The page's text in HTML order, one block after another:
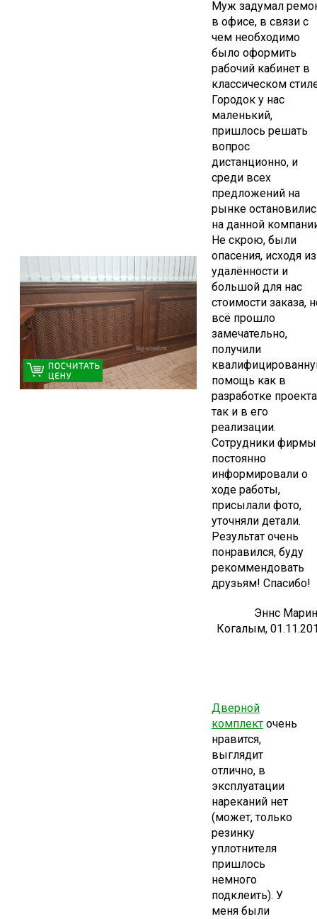
Муж задумал
в офисе, в связи с
чем необходимо
было оформить
рабочий кабинет в
классическом
Городок у нас
маленький,
пришлось решать
вопрос
дистанционно, и
среди всех
предложений на
рынке
на данной
Не скрою, были
опасения, исходя из
удалённости и
большой для нас
стоимости заказа,
всё прошло
замечательно,
получили
помощь как в
разработке
так и в его
реализации.
Сотрудники фирмы
постоянно
информировали о
ходе работы,
присылали фото,
уточняли детали.
Результат очень
понравился, буду
рекоммендовать
друзьям! Спасибо!
Эннс
Когалым,
Дверной
комплект очень
нравится,
выглядит
отлично, в
эксплуатации
нареканий нет
(может, только
резинку
уплотнителя
пришлось
немного
подклеить). У
меня были